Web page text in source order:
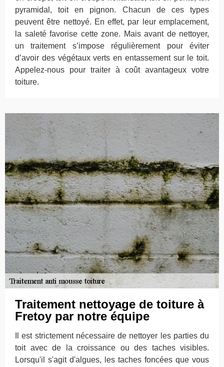
pyramidal, toit en pignon. Chacun de ces types
peuvent être nettoyé. En effet, par leur emplacement,
la saleté favorise cette zone. Mais avant de nettoyer,
un traitement s’impose régulièrement pour éviter
d’avoir des végétaux verts en entassement sur le toit.
Appelez-nous pour traiter à coût avantageux votre
toiture.
Traitement nettoyage de toiture à
Fretoy par notre équipe
Il est strictement nécessaire de nettoyer les parties du
toit avec de la croissance ou des taches visibles.
Lorsqu'il s'agit d'algues, les taches foncées que vous